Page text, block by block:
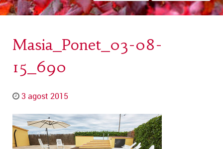
Masia_Ponet_03-08-
15_690
3 agost 2015